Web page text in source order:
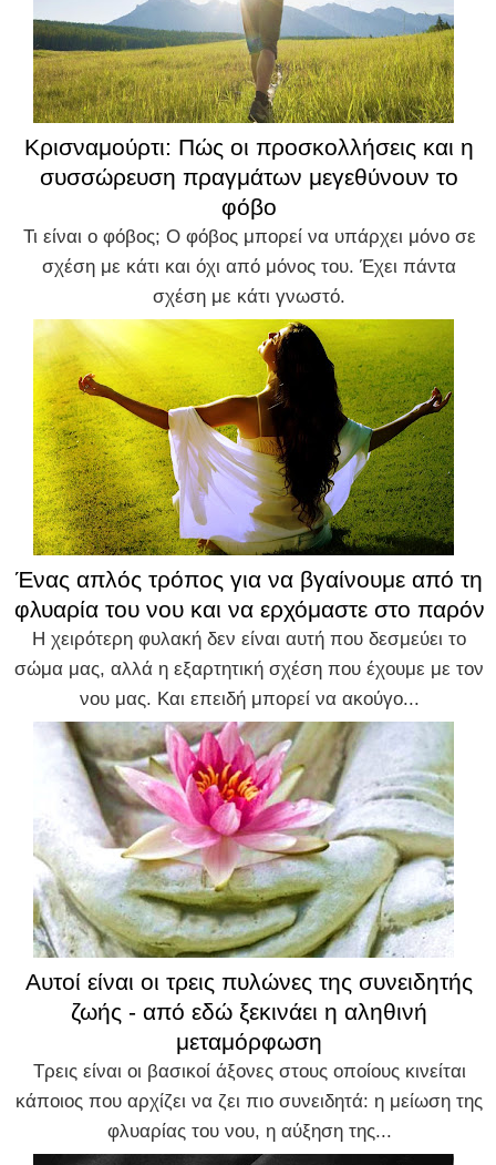
Κρισναμούρτι: Πώς οι προσκολλήσεις και η
συσσώρευση πραγμάτων μεγεθύνουν το
φόβο
Τι είναι ο φόβος; Ο φόβος μπορεί να υπάρχει μόνο σε
σχέση με κάτι και όχι από μόνος του. Έχει πάντα
σχέση με κάτι γνωστό.
Ένας απλός τρόπος για να βγαίνουμε από τη
φλυαρία του νου και να ερχόμαστε στο παρόν
Η χειρότερη φυλακή δεν είναι αυτή που δεσμεύει το
σώμα μας, αλλά η εξαρτητική σχέση που έχουμε με τον
νου μας. Και επειδή μπορεί να ακούγο...
Αυτοί είναι οι τρεις πυλώνες της συνειδητής
ζωής - από εδώ ξεκινάει η αληθινή
μεταμόρφωση
Τρεις είναι οι βασικοί άξονες στους οποίους κινείται
κάποιος που αρχίζει να ζει πιο συνειδητά: η μείωση της
φλυαρίας του νου, η αύξηση της...